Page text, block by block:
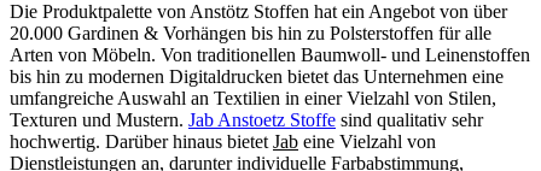
Die Produktpalette von Anstötz Stoffen hat ein Angebot von über
20.000 Gardinen & Vorhängen bis hin zu Polsterstoffen für alle
Arten von Möbeln. Von traditionellen Baumwoll- und Leinenstoffen
bis hin zu modernen Digitaldrucken bietet das Unternehmen eine
umfangreiche Auswahl an Textilien in einer Vielzahl von Stilen,
Texturen und Mustern. Jab Anstoetz Stoffe sind qualitativ sehr
hochwertig. Darüber hinaus bietet Jab eine Vielzahl von
Dienstleistungen an, darunter individuelle Farbabstimmung,